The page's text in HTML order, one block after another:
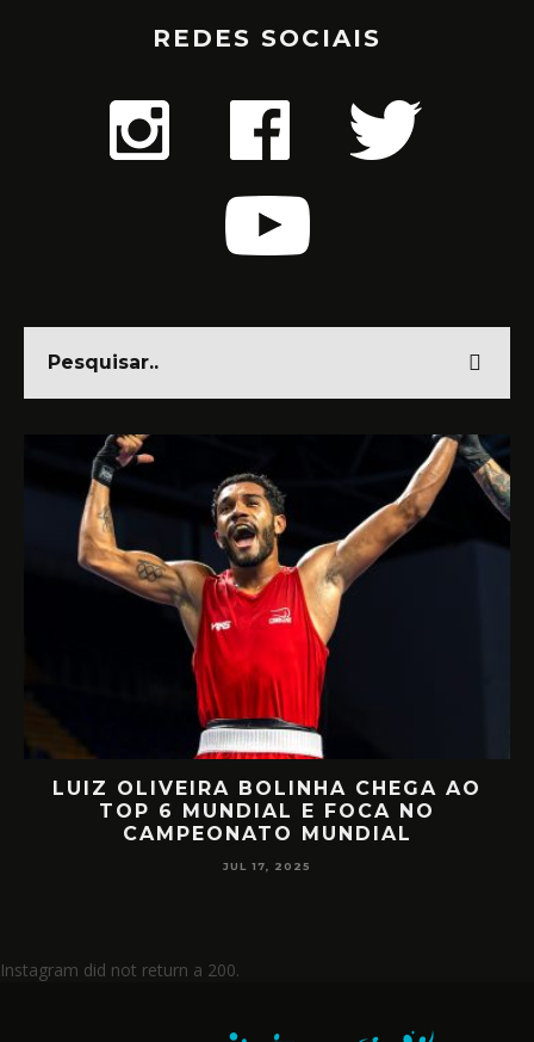
REDES SOCIAIS
LUIZ OLIVEIRA BOLINHA CHEGA AO
TOP 6 MUNDIAL E FOCA NO
CAMPEONATO MUNDIAL
JUL 17, 2025
Instagram did not return a 200.